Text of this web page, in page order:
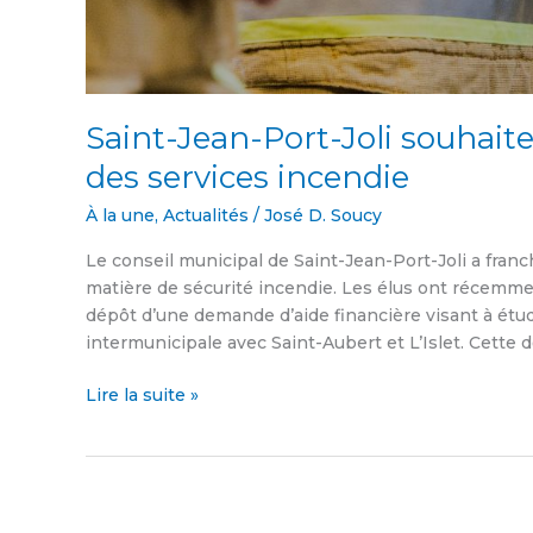
Saint-Jean-Port-Joli
des services incendie
À la une, Actualités / José D. Soucy
Le conseil municipal de Saint-Jean-Port-Joli a
matière de sécurité incendie. Les élus ont
dépôt d’une demande d’aide financière visant à
intermunicipale avec Saint-Aubert et L’Islet. Cette
Lire la suite »